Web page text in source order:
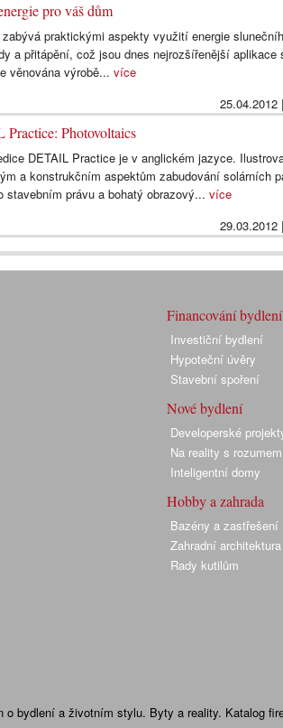
pro váš dům
zabývá praktickými aspekty využití energie
a přitápění, což jsou dnes nejrozšířenější aplikace
věnována výrobě...více
25.04.2012|
Photovoltaics
DETAIL Practice je v anglickém jazyce.
a konstrukčním aspektům zabudování solárních
stavebním právu a bohatý obrazový...více
29.03.2012|
Financování bydlení
Investiční bydlení
Hypoteční úvěry
Stavební spoření
Nové bydlení
Developerské
Na reality s rozumem
Inteligentní domy
Hobby a zahrada
Bazény a zastřešení
Zahradní architektura
Rady kutilům
o bydlení a životním stylu. Byty a reality. Katalog